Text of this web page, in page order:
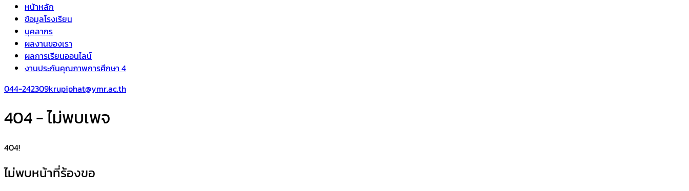
หน้าหลัก
ข้อมูลโรงเรียน
บุคลากร
ผลงานของเรา
ผลการเรียนออนไลน์
งานประกันคุณภาพการศึกษา 4
044-242309krupiphat@ymr.ac.th
404 - ไม่พบเพจ
404!
ไม่พบหน้าที่ร้องขอ